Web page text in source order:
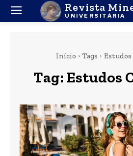
Revista
UNIVERSITÁRIA
Início Tags Estudos
Tag: Estudos